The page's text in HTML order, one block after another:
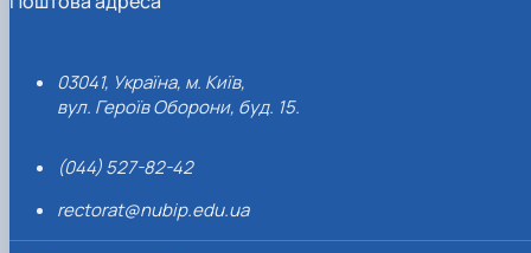
03041, Україна, м. Київ,
вул. Героїв Оборони, буд. 15.
(044) 527-82-42
rectorat@nubip.edu.ua